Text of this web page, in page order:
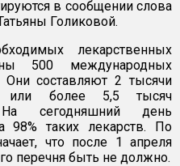
в сообщении слова
Голиковой.
лекарственных
500 международных
Они составляют 2 тысячи
или более 5,5 тысяч
сегодняшний день
98% таких лекарств. По
что после 1 апреля
перечня быть не должно.